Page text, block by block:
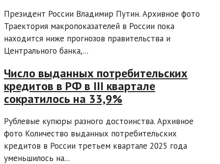
Президент России Владимир Путин. Архивное фото
Траектория макропоказателей в России пока
находится ниже прогнозов правительства и
Центрального банка,...
Число выданных потребительских
кредитов в РФ в III квартале
сократилось на 33,9%
Рублевые купюры разного достоинства. Архивное
фото Количество выданных потребительских
кредитов в России третьем квартале 2025 года
уменьшилось на...